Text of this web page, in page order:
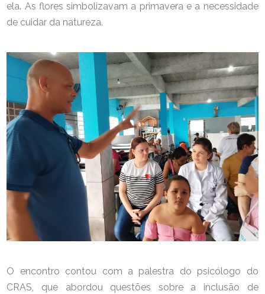
ela. As flores simbolizavam a primavera e a necessidade
de cuidar da natureza.
O encontro contou com a palestra do psicólogo do
CRAS, que abordou questões sobre a inclusão de